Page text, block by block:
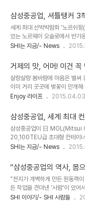
진영씨는 “남편이 일하는 곳을
시죠! ^^ ┗ 왼쪽부터 이수용 사
하세요! 자기소개 부탁합니다.
수용입니다. 공무팀은 조선소의
든 설비를 관리하는 부서인데요
있습니다. 좌우명인 Stay
사원 이하나 ..
삼성중공업, 셔틀탱커
세계 최대 선박박람회 '노르
있는 노르웨이 오슬로에서 반가
은 오슬로 현지에서 미주지역
체결했습니다. ┃삼성중공업이
박은 길이 293m, 폭 49m의
납기는 2018년 2월까지인데요.
에 투입될 예정입니다. 셔틀탱
해, 육상의 저장기지로 실어 나
됩니다. 셔..
SHI는 지금/- News
거제의 맛, 어머! 이건 꼭
살랑살랑 봄바람에 마음은 벌써
이미 거리 곳곳에 벚꽃이 만개
서울보다 먼저 봄꽃을 만나고 싶
보는 것이 있죠. 바로 그 지역만
이번주는 주말 나들이를 위한 거
도 여행시 절대 놓치지 마세요!
의! ^^ 1. 멍게비빔밥 첫번째로
입니다. 거제도를 대표하는 별미
면서도 쌉쌀한 멍게의 맛은 잃었..
Enjoy 라이프 2015.04.03
삼성중공업, 세계 최대
삼성중공업이 日 MOL(Mitsui
20,100TEU급 초대형 컨테이
달러)에 수주하며 세계 최대 크
크기입니다. └ 20,100TEU급
난 해 7월에도 모나코 스콜
컨테이너선을 수주하며 세계
한 바 있는데요. 이번에 수주한
58.8m, 높이 32.8m로 갑판 면
SHI는 지금/- News
"삼성중공업의 역사, 몸
기성
"천지가 개벽하게 만든 원동력
든 작업을 견뎌낸 '사람'이 있어
않았던 1979년 겨울, 황량한 거
SHI 이야기/- SHI 사람들